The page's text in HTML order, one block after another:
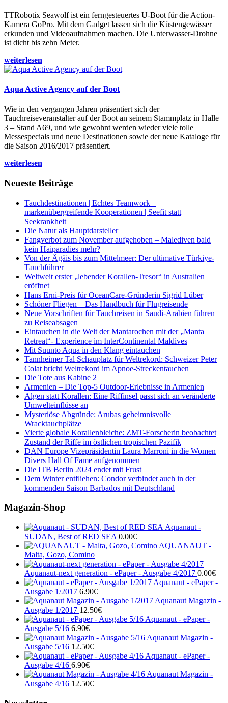
TTRobotix Seawolf ist ein ferngesteuertes U-Boot für die Action-
Kamera GoPro. Mit dem Gadget lassen sich die Küstengewässer
erkunden und Videoaufnahmen machen. Die Unterwasser-Drohne
ist dicht bis zehn Meter.
weiterlesen
Aqua Active Agency auf der Boot
Wie in den vergangen Jahren präsentiert sich der
Tauchreiseveranstalter auf der Boot an seinem Stammplatz in Halle
3 – Stand A69, und wie gewohnt werden wieder viele tolle
Messespecials und neue Destinationen sowie der neue Kataloge für
die Saison 2016/2017 präsentiert.
weiterlesen
Neueste Beiträge
Tauchdestinationen | Echtes Teamwork –
markenübergreifende Kooperationen | Seefit statt
Seekrankheit
Die Natur als Hauptdarsteller
Fangverbot zum November aufgehoben – Malediven bald
kein Haiparadies mehr?
Von der Ägäis bis zum Mittelmeer: Der ultimative Türkiye-
Tauchführer
Weltweit erster „lebender Korallen-Tresor“ in Australien
eröffnet
Hans Erni-Preis für OceanCare-Gründerin Sigrid Lüber
Schöner Fliegen – Das Handbuch für Flugreisende
Neue Vorschriften für Tauchreisen in Saudi-Arabien führen
zu Reiseabsagen
Eintauchen in die Welt der Mantarochen mit der „Manta
Retreat“- Experience im InterContinental Maldives
Mit Suunto Aqua in den Klang eintauchen
Tannheimer Tal Schauplatz für Weltrekord: Schweizer Peter
Colat bricht Weltrekord im Apnoe-Streckentauchen
Die Tote aus Kabine 2
Armenien – Die Top-5 Outdoor-Erlebnisse in Armenien
Algen statt Korallen: Eine Riffinsel passt sich an veränderte
Umwelteinflüsse an
Mysteriöse Abgründe: Arubas geheimnisvolle
Wracktauchplätze
Vierte globale Korallenbleiche: ZMT-Forscherin beobachtet
Zustand der Riffe im östlichen tropischen Pazifik
DAN Europe Vizepräsidentin Laura Marroni in die Women
Divers Hall Of Fame aufgenommen
Die ITB Berlin 2024 endet mit Frust
Dem Winter entfliehen: Condor verbindet auch in der
kommenden Saison Barbados mit Deutschland
Magazin-Shop
Aquanaut -
SUDAN, Best of RED SEA 0.00€
AQUANAUT -
Malta, Gozo, Comino
Aquanaut-next generation - ePaper - Ausgabe 4/2017 0.00€
Aquanaut - ePaper -
Ausgabe 1/2017 6.90€
Aquanaut Magazin -
Ausgabe 1/2017 12.50€
Aquanaut - ePaper -
Ausgabe 5/16 6.90€
Aquanaut Magazin -
Ausgabe 5/16 12.50€
Aquanaut - ePaper -
Ausgabe 4/16 6.90€
Aquanaut Magazin -
Ausgabe 4/16 12.50€